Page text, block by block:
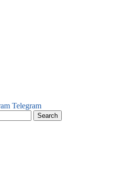
Telegram
Search